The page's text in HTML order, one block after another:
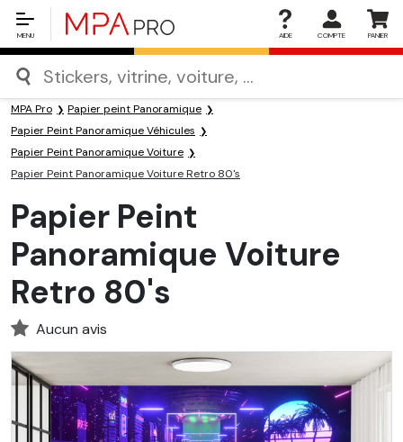
MENU AIDE COMPTE PANIER
MPA Pro
Papier peint Panoramique
Papier Peint Panoramique Véhicules
Papier Peint Panoramique Voiture
Papier Peint Panoramique Voiture Retro 80's
Papier Peint
Panoramique Voiture
Retro 80's
Aucun avis